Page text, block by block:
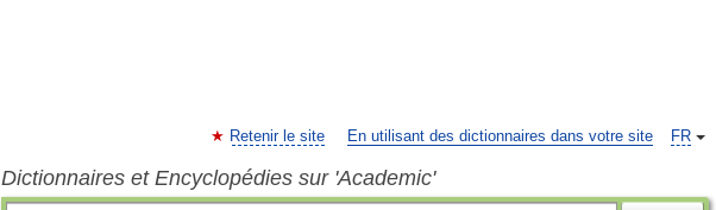
FR
Retenir le site En utilisant des dictionnaires dans votre site
Dictionnaires et Encyclopédies sur 'Academic'